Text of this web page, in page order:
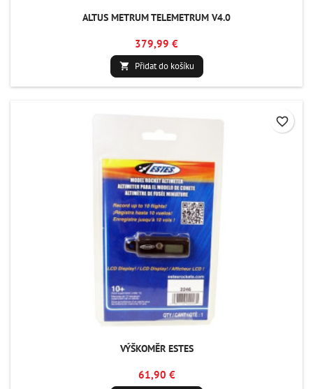
ALTUS METRUM TELEMETRUM V4.0
379,99 €
 Přidat do košíku
VÝŠKOMĚR ESTES
61,90 €
favorite_border